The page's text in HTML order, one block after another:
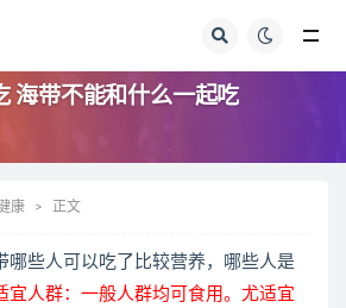
海带不能和什么一起吃
康 正文
哪些人可以吃了比较营养，哪些人是
宜人群：一般人群均可食用。尤适宜